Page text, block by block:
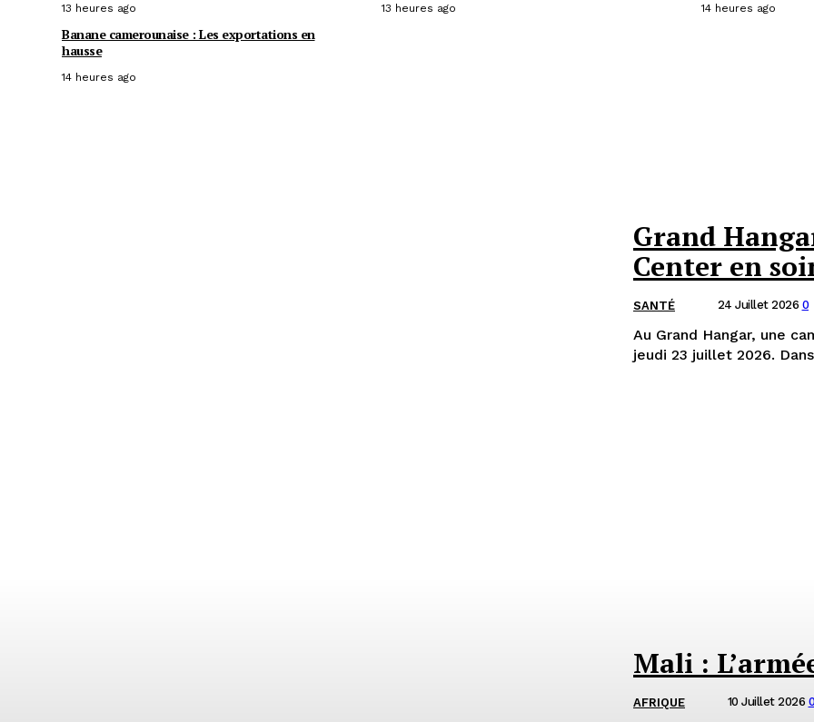
13 heures ago 13 heures ago 14 heures ago
Banane camerounaise : Les exportations en
hausse
14 heures ago
Grand
Center en
SANTÉ 24 Juillet 2026 0
Au Grand Hangar, une
jeudi 23 juillet 2026.
Mali :
AFRIQUE 10 Juillet 2026 0